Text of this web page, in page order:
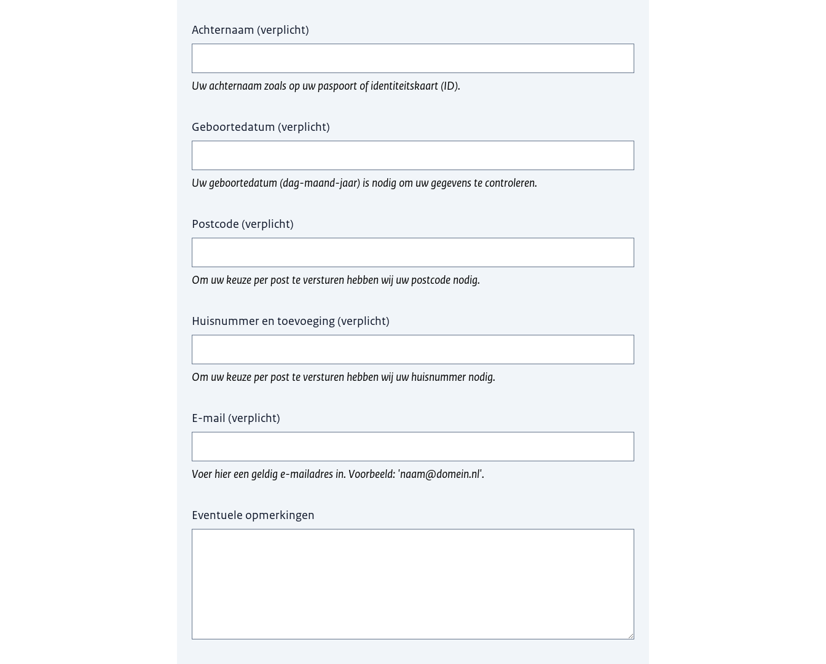
Achternaam (verplicht)
Uw achternaam zoals op uw paspoort of identiteitskaart (ID).
Geboortedatum (verplicht)
Uw geboortedatum (dag-maand-jaar) is nodig om uw gegevens te controleren.
Postcode (verplicht)
Om uw keuze per post te versturen hebben wij uw postcode nodig.
Huisnummer en toevoeging (verplicht)
Om uw keuze per post te versturen hebben wij uw huisnummer nodig.
E-mail (verplicht)
Voer hier een geldig e-mailadres in. Voorbeeld: 'naam@domein.nl'.
Eventuele opmerkingen